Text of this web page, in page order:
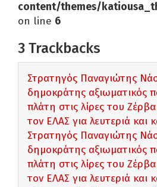
content/themes/
on line 6
3 Trackbacks
Στρατηγός Παναγιώτης
δημοκράτης αξιωματικός
πλάτη στις λίρες του
τον ΕΛΑΣ για λευτεριά και
Στρατηγός Παναγιώτης
δημοκράτης αξιωματικός
πλάτη στις λίρες του
τον ΕΛΑΣ για λευτεριά και